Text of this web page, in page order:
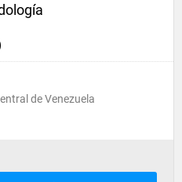
de Venezuela